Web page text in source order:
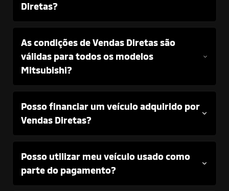
Diretas?
As condições de Vendas Diretas são
válidas para todos os modelos
Mitsubishi?
Posso financiar um veículo adquirido por
Vendas Diretas?
Posso utilizar meu veículo usado como
parte do pagamento?